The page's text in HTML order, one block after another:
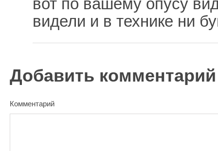
вот по вашему опусу
видели и в технике ни
Добавить комментарий
Комментарий